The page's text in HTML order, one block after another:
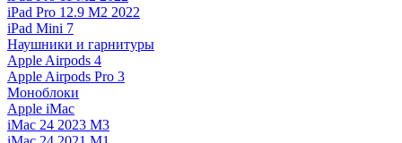
iPad Pro 12.9 M2 2022
iPad Mini 7
Наушники и гарнитуры
Apple Airpods 4
Apple Airpods Pro 3
Моноблоки
Apple iMac
iMac 24 2023 M3